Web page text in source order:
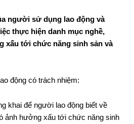
người sử dụng lao động và
thực hiện danh mục nghề,
xấu tới chức năng sinh sản và
động có trách nhiệm:
khai để người lao động biết về
ảnh hưởng xấu tới chức năng sinh